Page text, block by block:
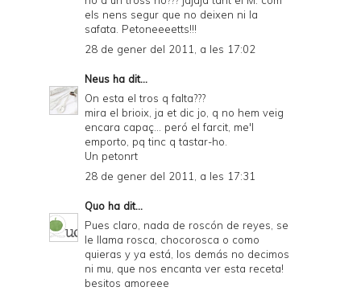
els nens segur que no deixen ni la
safata. Petoneeeetts!!!
28 de gener del 2011, a les 17:02
Neus ha dit...
On esta el tros q falta???
mira el brioix, ja et dic jo, q no hem veig
encara capaç... peró el farcit, me'l
emporto, pq tinc q tastar-ho.
Un petonrt
28 de gener del 2011, a les 17:31
Quo ha dit...
Pues claro, nada de roscón de reyes, se
le llama rosca, chocorosca o como
quieras y ya está, los demás no decimos
ni mu, que nos encanta ver esta receta!
besitos amoreee